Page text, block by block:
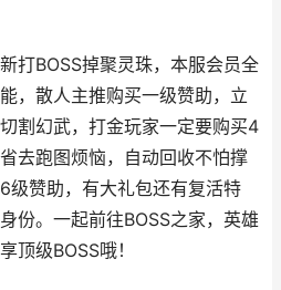
打BOSS掉聚灵珠，本服会员全
，散人主推购买一级赞助，立
割幻武，打金玩家一定要购买4
去跑图烦恼，自动回收不怕撑
级赞助，有大礼包还有复活特
份。一起前往BOSS之家，英雄
顶级BOSS哦！